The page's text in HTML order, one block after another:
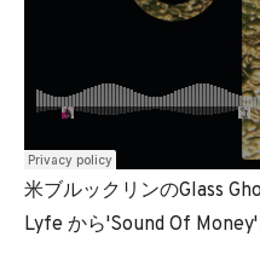
米ブルックリンのGlass
Lyfe から'Sound Of Money'